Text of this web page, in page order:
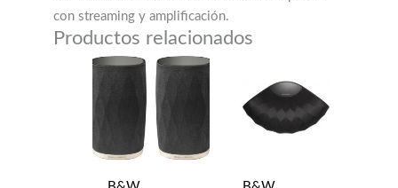
FORMATION
FLEX PAIR
WEDGE